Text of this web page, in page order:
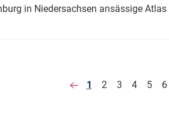
in Niedersachsen ansässige
1 2 3 4 5 6